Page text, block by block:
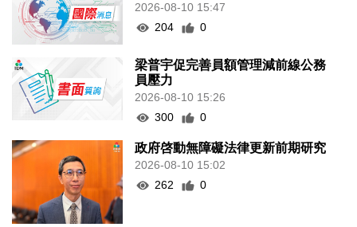
2026-08-10 15:47
204
0
梁普宇促完善員額管理減前線公務
員壓力
2026-08-10 15:26
300
0
政府啓動無障礙法律更新前期研究
2026-08-10 15:02
262
0